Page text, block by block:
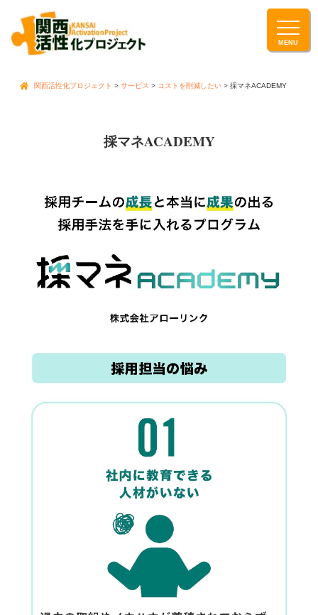
関西活性化プロジェクト > サービス > コストを削減したい > 採マネACADEMY
採マネACADEMY